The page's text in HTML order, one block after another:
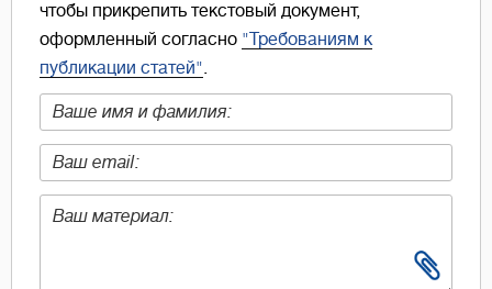
чтобы прикрепить текстовый документ,
оформленный согласно "Требованиям к
публикации статей".